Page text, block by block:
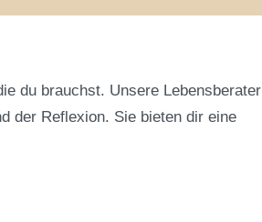
du brauchst. Unsere Lebensberater
der Reflexion. Sie bieten dir eine